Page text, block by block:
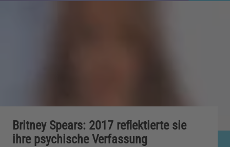
Britney Spears: 2017 reflektierte sie
ihre psychische Verfassung